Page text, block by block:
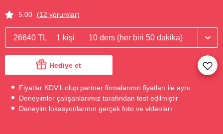
5.00 (12 yorumlar)
26640 TL 1 kişi 10 ders (her biri 50 dakika)
Hediye et
Fiyatlar KDV'li olup partner firmalarının fiyatları ile aynı
Deneyimler çalışanlarımız tarafından test edilmiştir
Deneyim lokasyonlarının gerçek foto ve videoları